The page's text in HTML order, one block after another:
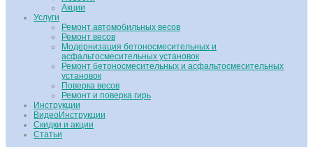
Акции
Услуги
Ремонт автомобильных весов
Ремонт весов
Модернизация бетоносмесительных и
асфальтосмесительных установок
Ремонт бетоносмесительных и асфальтосмесительных
установок
Поверка весов
Ремонт и поверка гирь
Инструкции
ВидеоИнструкции
Скидки и акции
Статьи